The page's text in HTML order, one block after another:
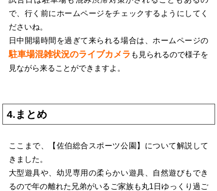
で、行く前にホームページをチェックするようにしてく
ださいね。
日中開場時間を過ぎて来られる場合は、ホームページの
駐車場混雑状況のライブカメラ も見られるので様子を
見ながら来ることができますよ。
4.まとめ
ここまで、【佐伯総合スポーツ公園】について解説して
きました。
大型遊具や、幼児専用の柔らかい遊具、自然遊びもでき
るので年の離れた兄弟がいるご家族も丸1日ゆっくり過ご